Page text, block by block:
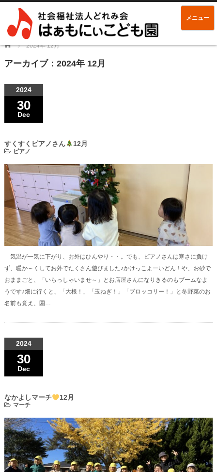
メニュー
Home 2024年 12月
アーカイブ：2024年 12月
2024
30
Dec
すくすくピアノさん 12月
ピアノ
気温が一気に下がり、お外はひんやり・・。でも、ピアノさんは寒さに負け
ず、暖か～くしてお外でたくさん遊びました♪かけっこよーいどん！や、お砂で
おままごと、「いらっしゃいませ～」とお店屋さんになりきるのもブームなよ
うです♪畑に行くと、「大根！」「玉ねぎ！」「ブロッコリー！」と冬野菜のお
名前も覚え、園…
2024
30
Dec
なかよしマーチ 12月
マーチ